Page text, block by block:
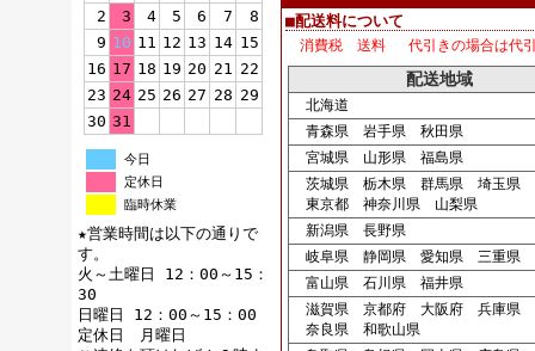
2
3 4 5 6 7
8
9 10 11 12 13 14 15
16 17 18 19 20 21 22
23 24 25 26 27 28 29
30 31
今日
定休日
臨時休業
★営業時間は以下の通りで
す。
火～土曜日 12：00～15：
30
日曜日 12：00～15：00
定休日 月曜日
■配送料について
消費税 送料 代引きの場合は代引
配送地域
北海道
青森県 岩手県 秋田県
宮城県 山形県 福島県
茨城県 栃木県 群馬県 埼玉県
東京都 神奈川県 山梨県
新潟県 長野県
岐阜県 静岡県 愛知県 三重県
富山県 石川県 福井県
滋賀県 京都府 大阪府 兵庫県
奈良県 和歌山県